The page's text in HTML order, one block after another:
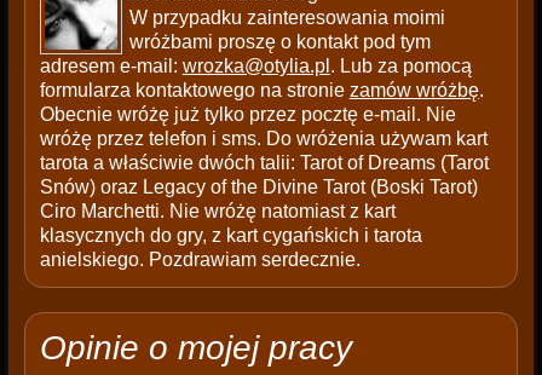
W przypadku zainteresowania moimi
wróżbami proszę o kontakt pod tym
adresem e-mail: wrozka@otylia.pl . Lub za pomocą
formularza kontaktowego na stronie zamów wróżbę.
Obecnie wróżę już tylko przez pocztę e-mail. Nie
wróżę przez telefon i sms. Do wróżenia używam kart
tarota a właściwie dwóch talii: Tarot of Dreams (Tarot
Snów) oraz Legacy of the Divine Tarot (Boski Tarot)
Ciro Marchetti. Nie wróżę natomiast z kart
klasycznych do gry, z kart cygańskich i tarota
anielskiego. Pozdrawiam serdecznie.
Opinie o mojej pracy